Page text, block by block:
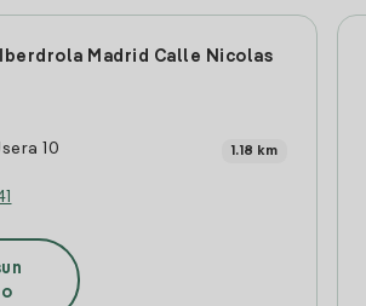
Madrid Calle Nicolas
10
1.18 km